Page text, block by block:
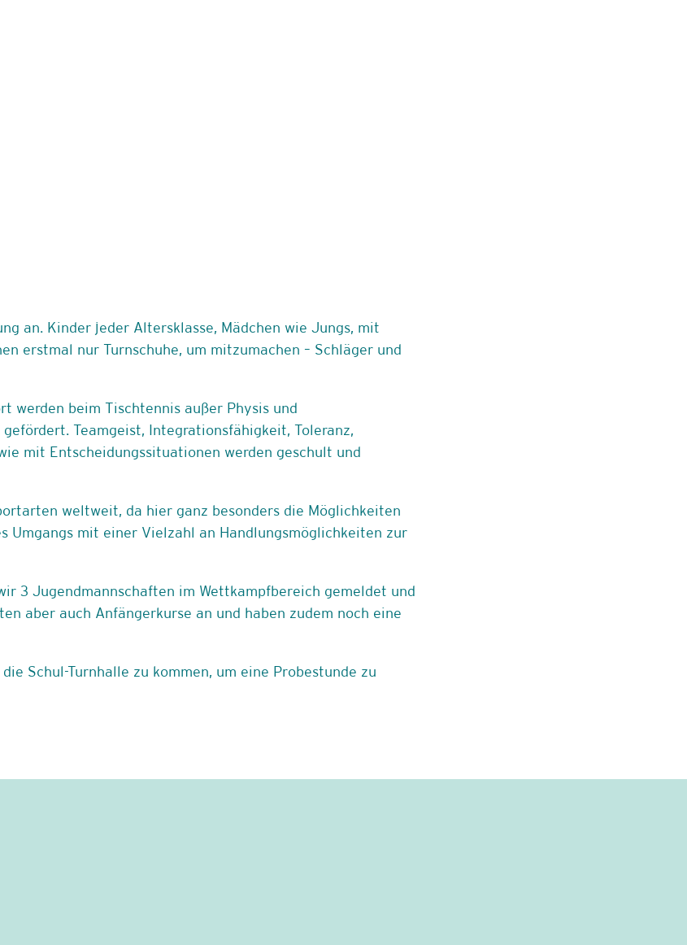
an. Kinder jeder Altersklasse, Mädchen wie Jungs, mit
erstmal nur Turnschuhe, um mitzumachen – Schläger und
werden beim Tischtennis außer Physis und
Teamgeist, Integrationsfähigkeit, Toleranz,
mit Entscheidungssituationen werden geschult und
weltweit, da hier ganz besonders die Möglichkeiten
Umgangs mit einer Vielzahl an Handlungsmöglichkeiten zur
3 Jugendmannschaften im Wettkampfbereich gemeldet und
aber auch Anfängerkurse an und haben zudem noch eine
Schul-Turnhalle zu kommen, um eine Probestunde zu